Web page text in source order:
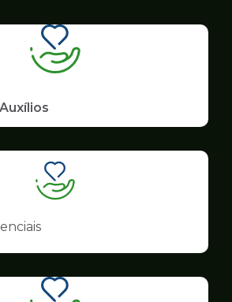
Ilustração
da
Assistência